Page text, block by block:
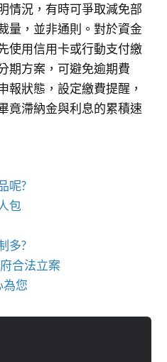
情況，有時可爭取減免部
量，並非通則。對於資金
使用信用卡或行動支付繳
期方案，可避免逾期費
報狀態，設定繳費提醒，
竟滯納金與利息的累積速
呢?
包
多?
合法立案
為您